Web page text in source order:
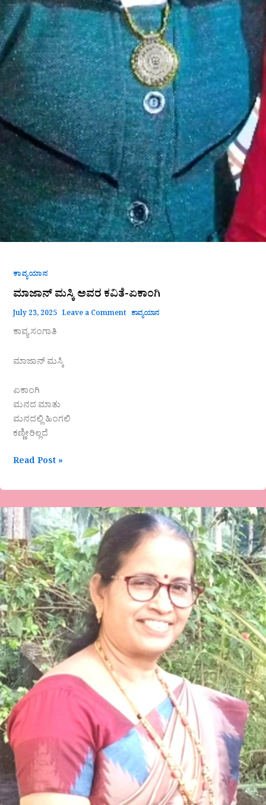
ಕಾವ್ಯಯಾನ
ಮಾಜಾನ್ ಮಸ್ಕಿ‌ ಅವರ ಕವಿತೆ-ಏಕಾಂಗಿ
July 23, 2025 Leave a Comment ಕಾವ್ಯಯಾನ
ಕಾವ್ಯ ಸಂಗಾತಿ
ಮಾಜಾನ್ ಮಸ್ಕಿ‌
ಏಕಾಂಗಿ
ಮನದ ಮಾತು
ಮನದಲ್ಲಿ ಹಿಂಗಲಿ
ಕಣ್ಣೀರಿಲ್ಲದೆ
Read Post »
ʼರೆಕ್ಕೆ
ಕತ್ತರಿಸಿದಾಗʼ
ವಿಶೇಷ
ಲೇಖನ,
ಡಾ.ಸುಮತಿ.ಪಿ